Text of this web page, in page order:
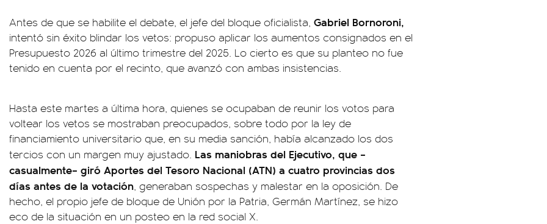
Antes de que se habilite el debate, el jefe del bloque oficialista, Gabriel Bornoroni,
intentó sin éxito blindar los vetos: propuso aplicar los aumentos consignados en el
Presupuesto 2026 al último trimestre del 2025. Lo cierto es que su planteo no fue
tenido en cuenta por el recinto, que avanzó con ambas insistencias.
Hasta este martes a última hora, quienes se ocupaban de reunir los votos para
voltear los vetos se mostraban preocupados, sobre todo por la ley de
financiamiento universitario que, en su media sanción, había alcanzado los dos
tercios con un margen muy ajustado. Las maniobras del Ejecutivo, que –
casualmente– giró Aportes del Tesoro Nacional (ATN) a cuatro provincias dos
días antes de la votación, generaban sospechas y malestar en la oposición. De
hecho, el propio jefe de bloque de Unión por la Patria, Germán Martínez, se hizo
eco de la situación en un posteo en la red social X.